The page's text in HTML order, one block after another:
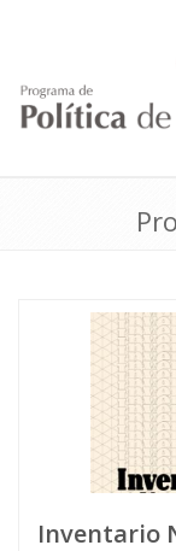
Inventario